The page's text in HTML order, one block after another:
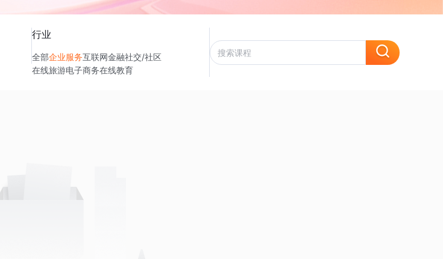
行业
全部企业服务互联网金融社交/社区
在线旅游电子商务在线教育